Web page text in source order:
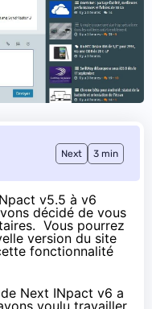
Next 3 min
v5.5 à v6
décidé de vous
Vous pourrez
version du site
fonctionnalité
Next INpact v6 a